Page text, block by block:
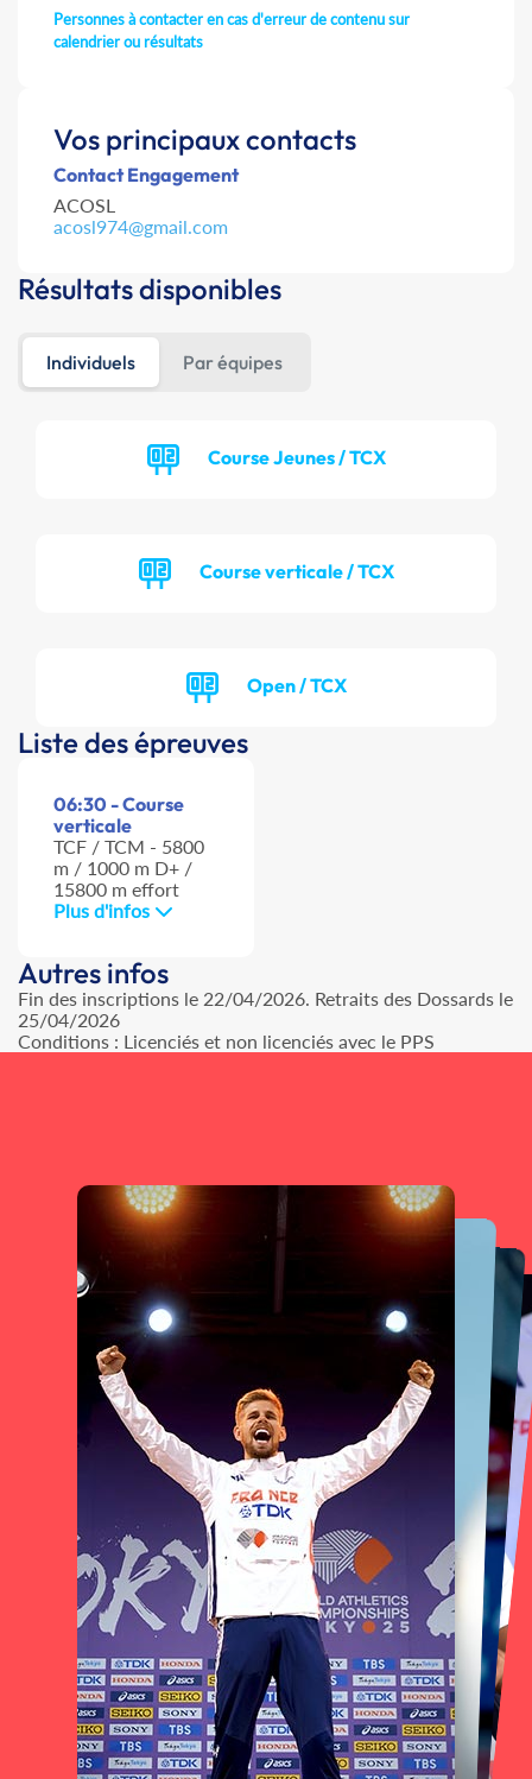
Personnes à contacter en cas d'erreur de contenu sur
calendrier ou résultats
Vos principaux contacts
Contact Engagement
ACOSL
acosl974@gmail.com
Résultats disponibles
Individuels Par équipes
Course Jeunes / TCX
Course verticale / TCX
Open / TCX
Liste des épreuves
06:30 - Course
verticale
TCF / TCM - 5800
m / 1000 m D+ /
15800 m effort
Plus d'infos
Autres infos
Fin des inscriptions le 22/04/2026. Retraits des Dossards le
25/04/2026
Conditions : Licenciés et non licenciés avec le PPS